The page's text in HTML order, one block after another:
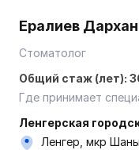
Ералиев
Стоматолог
Общий стаж (лет):
Где принимает
Ленгерская
Ленгер, мкр